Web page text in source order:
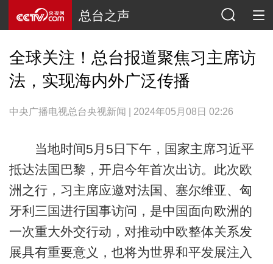
总台之声
全球关注！总台报道聚焦习主席访
法，实现海内外广泛传播
中央广播电视总台央视新闻 | 2024年05月08日 02:26
当地时间5月5日下午，国家主席习近平
抵达法国巴黎，开启今年首次出访。此次欧
洲之行，习主席应邀对法国、塞尔维亚、匈
牙利三国进行国事访问，是中国面向欧洲的
一次重大外交行动，对推动中欧整体关系发
展具有重要意义，也将为世界和平发展注入